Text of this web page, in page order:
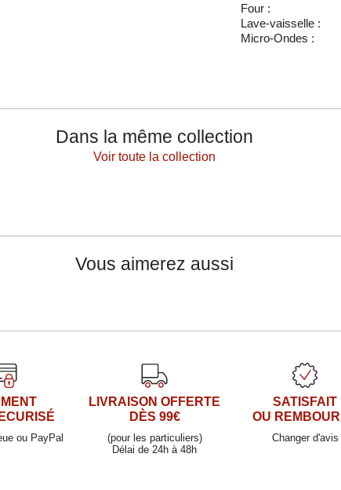
Four :
Lave-vaisselle :
Micro-Ondes :
Dans la même collection
Voir toute la collection
Assiette creuse en porcelaine 21,5cm
12,90 €
Vous aimerez aussi
ou PayPal
LIVRAISON OFFERTE
DÈS 99€
(pour les particuliers)
Délai de 24h à 48h
SATISFAIT
OU
Changer d'avis